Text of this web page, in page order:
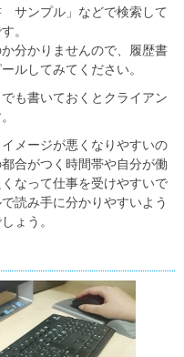
サンプル」などで検索して
。
分かりませんので、履歴書
ルしてみてください。
も書いておくとクライアン
メージが悪くなりやすいの
合がつく時間帯や自分が働
なって仕事を受けやすいで
読み手に分かりやすいよう
ょう。